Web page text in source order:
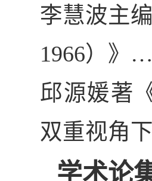
李慧波主
1966）
邱源媛著
双重视角
学术论